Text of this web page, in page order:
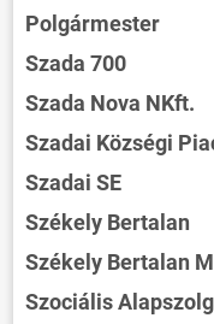
Polgármester
Szada 700
Szada Nova NKft.
Szadai Községi
Szadai SE
Székely Bertalan
Székely Bertalan
Szociális